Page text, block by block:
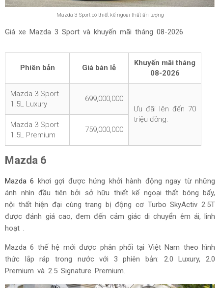
Mazda 3 Sport có thiết kế ngoại thất ấn tượng
Giá xe Mazda 3 Sport và khuyến mãi tháng 08-2026
Phiên bản Giá bán lẻ
Khuyến mãi tháng
08-2026
Mazda 3 Sport
1.5L Luxury
699,000,000
Ưu đãi lên đến 70
triệu đồng.
Mazda 3 Sport
1.5L Premium
759,000,000
Mazda 6
Mazda 6 khơi gợi được hứng khởi hành động ngay từ những
ánh nhìn đầu tiên bởi sở hữu thiết kế ngoại thất bóng bẩy,
nội thất hiện đại cùng trang bị động cơ Turbo SkyActiv 2.5T
được đánh giá cao, đem đến cảm giác di chuyển êm ái, linh
hoạt .
Mazda 6 thế hệ mới được phân phối tại Việt Nam theo hình
thức lắp ráp trong nước với 3 phiên bản: 2.0 Luxury, 2.0
Premium và 2.5 Signature Premium.